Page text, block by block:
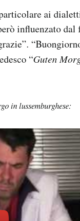
ai
influenzato dal
“Guten
in lussemburghese: